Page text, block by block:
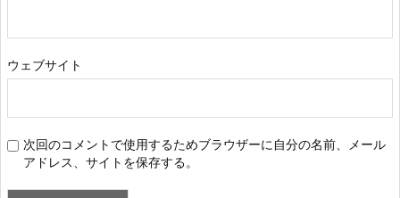
ウェブサイト
次回のコメントで使用するためブラウザーに自分の名前、メール
アドレス、サイトを保存する。